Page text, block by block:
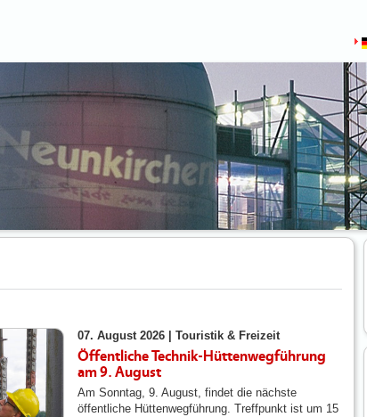
07. August 2026 | Touristik & Freizeit
Öffentliche Technik-Hüttenwegführung
am 9. August
Am Sonntag, 9. August, findet die nächste
öffentliche Hüttenwegführung. Treffpunkt ist um 15